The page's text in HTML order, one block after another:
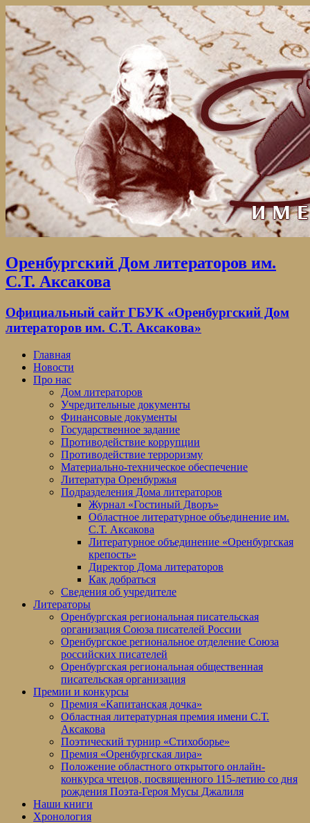
Оренбургский Дом литераторов им.
С.Т. Аксакова
Официальный сайт ГБУК «Оренбургский Дом
литераторов им. С.Т. Аксакова»
Главная
Новости
Про нас
Дом литераторов
Учредительные документы
Финансовые документы
Государственное задание
Противодействие коррупции
Противодействие терроризму
Материально-техническое обеспечение
Литература Оренбуржья
Подразделения Дома литераторов
Журнал «Гостиный Дворъ»
Областное литературное объединение им.
С.Т. Аксакова
Литературное объединение «Оренбургская
крепость»
Директор Дома литераторов
Как добраться
Сведения об учредителе
Литераторы
Оренбургская региональная писательская
организация Союза писателей России
Оренбургское региональное отделение Союза
российских писателей
Оренбургская региональная общественная
писательская организация
Премии и конкурсы
Премия «Капитанская дочка»
Областная литературная премия имени С.Т.
Аксакова
Поэтический турнир «Стихоборье»
Премия «Оренбургская лира»
Положение областного открытого онлайн-
конкурса чтецов, посвященного 115-летию со дня
рождения Поэта-Героя Мусы Джалиля
Наши книги
Хронология